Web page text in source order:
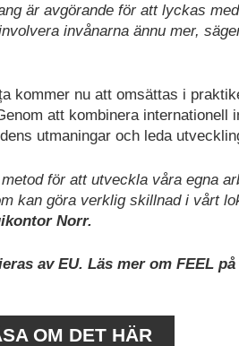
är avgörande för att lyckas
invånarna ännu mer,
kommer nu att omsättas i
att kombinera
utmaningar och leda
för att utveckla våra egna
kan göra verklig skillnad i vårt
Norr.
av EU. Läs mer om FEEL på
OM DET HÄR